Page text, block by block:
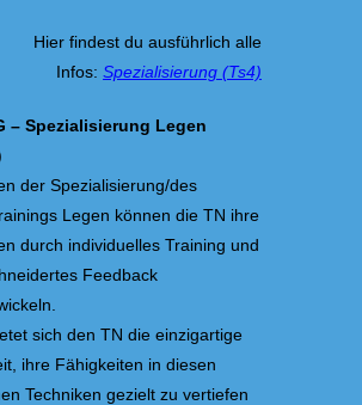
Hier findest du ausführlich alle
Infos: Spezialisierung (Ts4)
– Spezialisierung Legen
der Spezialisierung/des
Legen können die TN ihre
durch individuelles Training und
Feedback
sich den TN die einzigartige
ihre Fähigkeiten in diesen
Techniken gezielt zu vertiefen